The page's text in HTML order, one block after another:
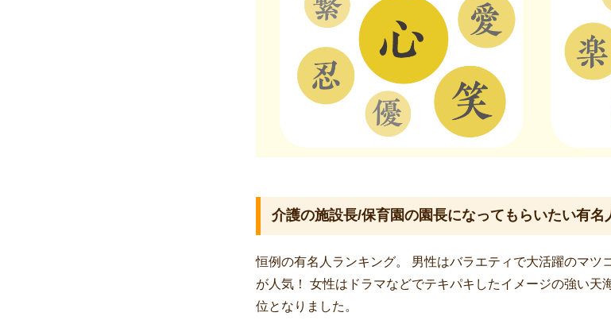
介護の施設長/保育園の園長になってもらいたい有名
恒例の有名人ランキング。 男性はバラエティで大活躍のマツ
が人気！ 女性はドラマなどでテキパキしたイメージの強い天
位となりました。